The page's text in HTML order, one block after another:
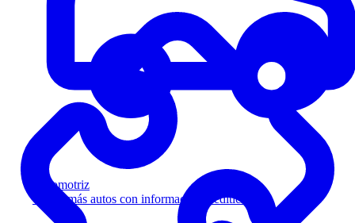
Automotriz
Venda más autos con información crediticia